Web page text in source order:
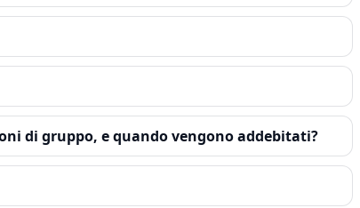
di gruppo, e quando vengono addebitati?